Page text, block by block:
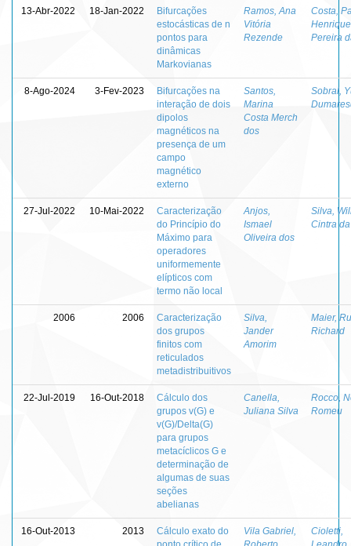
13-Abr-2022 18-Jan-2022
Bifurcações
estocásticas de n
pontos para
dinâmicas
Markovianas
Ramos, Ana
Vitória
Rezende
Costa,
Henrique
Pereira
8-Ago-2024 3-Fev-2023
Bifurcações na
interação de dois
dipolos
magnéticos na
presença de um
campo
magnético
externo
Santos,
Marina
Costa Merch
dos
Sobral,
27-Jul-2022 10-Mai-2022
Caracterização
do Princípio do
Máximo para
operadores
uniformemente
elípticos com
termo não local
Anjos,
Ismael
Oliveira dos
Silva,
Cintra da
2006 2006
Caracterização
dos grupos
finitos com
reticulados
metadistribuitivos
Silva,
Jander
Amorim
Maier,
Richard
22-Jul-2019 16-Out-2018
Cálculo dos
grupos v(G) e
v(G)/Delta(G)
para grupos
metacíclicos G e
determinação de
algumas de suas
seções
abelianas
Canella,
Juliana Silva
Rocco,
Romeu
16-Out-2013 2013
Cálculo exato do
Vila Gabriel,
Cioletti,